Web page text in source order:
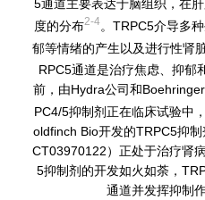
5通道主要表达于脑组织，在
度的分布2-4。TRPC5介导多
郁等情绪的产生以及进行性肾
RPC5通道是治疗焦虑、抑郁
前，由Hydra公司和
PC4/5抑制剂正在临床试验中
oldfinch Bio开发的TRPC5抑
CT03970122）正处于治疗肾
5抑制剂的开发如火如荼，
通道并发挥抑制